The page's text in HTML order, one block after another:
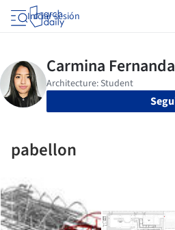
Iniciar sesión
pabellon